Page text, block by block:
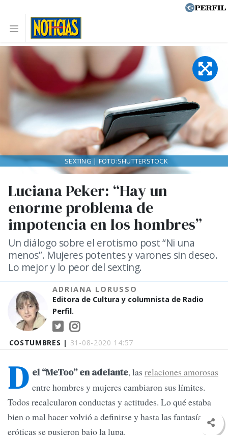
COSTUMBRES | 31-08-2020 14:57
Luciana Peker: “Hay un
enorme problema de
impotencia en los hombres”
Un diálogo sobre el erotismo post “Ni una
menos”. Mujeres potentes y varones sin deseo.
Lo mejor y lo peor del sexting.
ADRIANA LORUSSO
Editora de Cultura y columnista de Radio
Perfil.
SEXTING | FOTO:SHUTTERSTOCK
D el “MeToo” en adelante, las relaciones amorosas
entre hombres y mujeres cambiaron sus límites.
Todos recalcularon conductas y actitudes. Lo qué estaba
bien o mal hacer volvió a definirse y hasta las fantasías
eróticas se pusieron bajo la lupa.